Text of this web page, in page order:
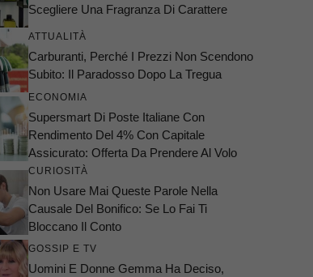
Scegliere Una Fragranza Di Carattere
ATTUALITÀ
Carburanti, Perché I Prezzi Non Scendono
Subito: Il Paradosso Dopo La Tregua
ECONOMIA
Supersmart Di Poste Italiane Con
Rendimento Del 4% Con Capitale
Assicurato: Offerta Da Prendere Al Volo
CURIOSITÀ
Non Usare Mai Queste Parole Nella
Causale Del Bonifico: Se Lo Fai Ti
Bloccano Il Conto
GOSSIP E TV
Uomini E Donne Gemma Ha Deciso,